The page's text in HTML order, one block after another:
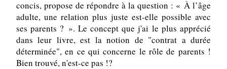
concis, propose de répondre à la question : « À l’âge
adulte, une relation plus juste est-elle possible avec
ses parents ? ». Le concept que j'ai le plus apprécié
dans leur livre, est la notion de "contrat a durée
déterminée", en ce qui concerne le rôle de parents !
Bien trouvé, n'est-ce pas !?